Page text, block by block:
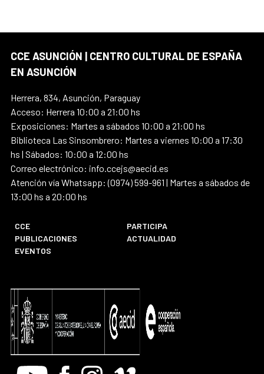
CCE ASUNCIÓN | CENTRO CULTURAL DE ESPAÑA
EN ASUNCIÓN
Herrera, 834, Asunción, Paraguay
Acceso: Herrera 10:00 a 21:00 hs
Exposiciones: Martes a sábados 10:00 a 21:00 hs
Biblioteca Las Sinsombrero: Martes a viernes 10:00 a 17:30
hs | Sábados: 10:00 a 12:00 hs
Correo electrónico: info.ccejs@aecid.es
Atención vía Whatsapp: (0974) 599-961 | Martes a sábados de
13:00 hs a 20:00 hs
CCE
PARTICIPA
PUBLICACIONES
ACTUALIDAD
EVENTOS